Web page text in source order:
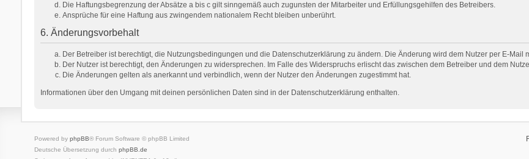
Die Haftungsbegrenzung der Absätze a bis c gilt sinngemäß auch zugunsten der Mitarbeiter und Erfüllungsgehilfen des Betreibers.
Ansprüche für eine Haftung aus zwingendem nationalem Recht bleiben unberührt.
6. Änderungsvorbehalt
Der Betreiber ist berechtigt, die Nutzungsbedingungen und die Datenschutzerklärung zu ändern. Die Änderung wird dem Nutzer per E-Mail
Der Nutzer ist berechtigt, den Änderungen zu widersprechen. Im Falle des Widerspruchs erlischt das zwischen dem Betreiber und dem
Die Änderungen gelten als anerkannt und verbindlich, wenn der Nutzer den Änderungen zugestimmt hat.
Informationen über den Umgang mit deinen persönlichen Daten sind in der Datenschutzerklärung enthalten.
Powered by phpBB® Forum Software © phpBB Limited
Deutsche Übersetzung durch phpBB.de